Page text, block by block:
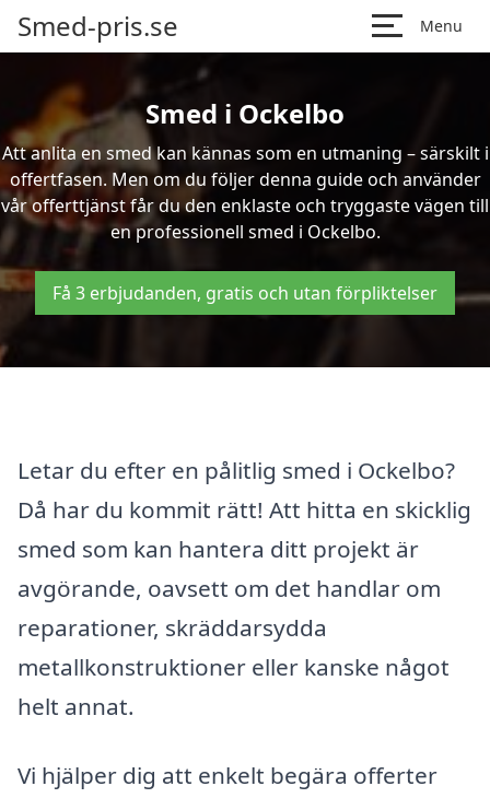
Smed-pris.se Menu
Smed i Ockelbo
Att anlita en smed kan kännas som en utmaning – särskilt i
offertfasen. Men om du följer denna guide och använder
vår offerttjänst får du den enklaste och tryggaste vägen till
en professionell smed i Ockelbo.
Få 3 erbjudanden, gratis och utan förpliktelser
Letar du efter en pålitlig smed i Ockelbo?
Då har du kommit rätt! Att hitta en skicklig
smed som kan hantera ditt projekt är
avgörande, oavsett om det handlar om
reparationer, skräddarsydda
metallkonstruktioner eller kanske något
helt annat.
Vi hjälper dig att enkelt begära offerter